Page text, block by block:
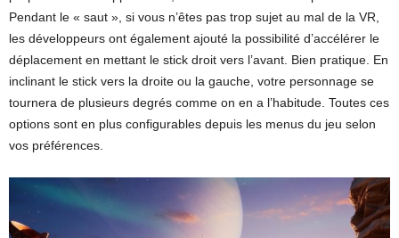
Pendant le « saut », si vous n’êtes pas trop sujet au mal de la VR,
les développeurs ont également ajouté la possibilité d’accélérer le
déplacement en mettant le stick droit vers l’avant. Bien pratique. En
inclinant le stick vers la droite ou la gauche, votre personnage se
tournera de plusieurs degrés comme on en a l’habitude. Toutes ces
options sont en plus configurables depuis les menus du jeu selon
vos préférences.